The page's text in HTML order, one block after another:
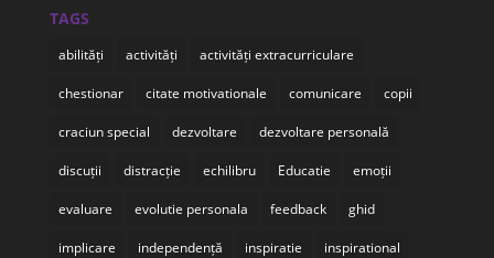
TAGS
abilități activități activități extracurriculare
chestionar citate motivationale comunicare copii
craciun special dezvoltare dezvoltare personală
discuții distracție echilibru Educatie emoții
evaluare evolutie personala feedback ghid
implicare independență inspiratie inspirational